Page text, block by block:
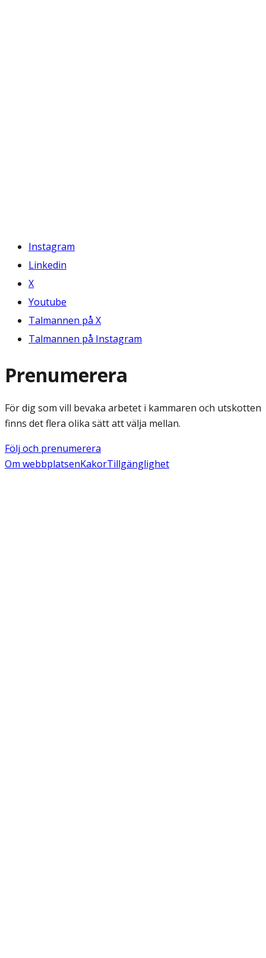
Instagram
Linkedin
X
Youtube
Talmannen på X
Talmannen på Instagram
Prenumerera
För dig som vill bevaka arbetet i kammaren och utskotten
finns det flera olika sätt att välja mellan.
Följ och prenumerera
Om webbplatsenKakorTillgänglighet